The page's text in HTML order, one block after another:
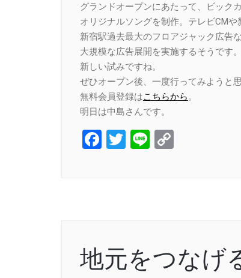
グランドオープンにあたって、ビック
オリジナルソングを制作。テレビCMや
新宿駅過去最大のフロアジャック広告
大規模な広告展開を実施するそうです。
新しい試みですね。
ぜひオープン後、一度行ってみようと思
無料会員登録はこちらから。
明日は中島さんです。
Facebook
Twitter
Line
地元をつなげ